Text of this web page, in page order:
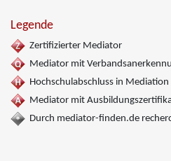
Legende
Zertifizierter Mediator
Mediator mit
Hochschulabschluss in Mediation
Mediator mit
Durch mediator-finden.de